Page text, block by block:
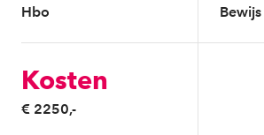
Hbo
Kosten
€ 2250,-